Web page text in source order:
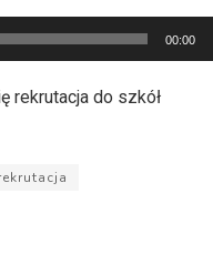
00:00
rekrutacja do szkół